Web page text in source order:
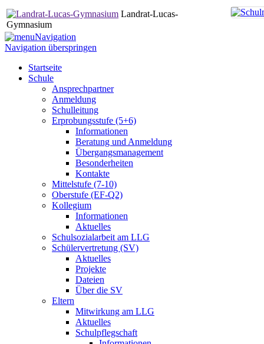
Landrat-Lucas-
Gymnasium
Navigation
Navigation überspringen
Startseite
Schule
Ansprechpartner
Anmeldung
Schulleitung
Erprobungsstufe (5+6)
Informationen
Beratung und Anmeldung
Übergangsmanagement
Besonderheiten
Kontakte
Mittelstufe (7-10)
Oberstufe (EF-Q2)
Kollegium
Informationen
Aktuelles
Schulsozialarbeit am LLG
Schülervertretung (SV)
Aktuelles
Projekte
Dateien
Über die SV
Eltern
Mitwirkung am LLG
Aktuelles
Schulpflegschaft